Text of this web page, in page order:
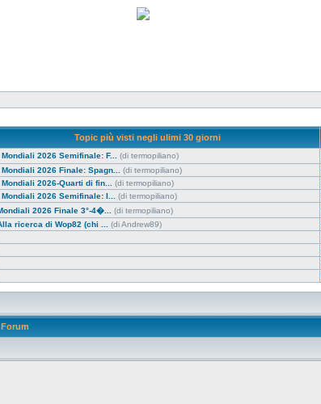
Topic più visti negli ulimi 30 giorni
Mondiali 2026 Semifinale: F... (di termopiliano)
Mondiali 2026 Finale: Spagn... (di termopiliano)
Mondiali 2026-Quarti di fin... (di termopiliano)
Mondiali 2026 Semifinale: I... (di termopiliano)
2026 Finale 3°-4�... (di termopiliano)
ricerca di Wop82 (chi ... (di Andrew89)
Forum